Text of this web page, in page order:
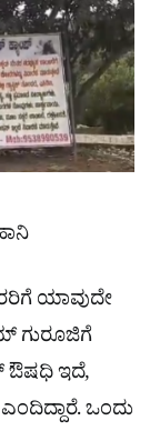
ಯಾವುದೇ
ಗುರೂಜಿಗೆ
ಔಷಧಿ ಇದೆ,
ಒಂದು